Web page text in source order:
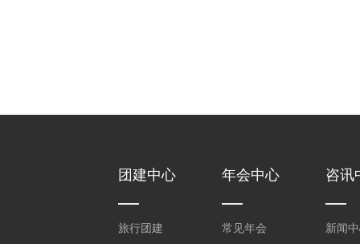
团建中心
旅行团建
年会中心
常见年会
咨讯
新闻